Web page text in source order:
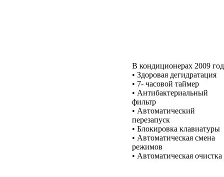
В кондиционерах 2009
• Здоровая дегидратация
• 7- часовой таймер
• Антибактериальный
фильтр
• Автоматический
перезапуск
• Блокировка клавиатуры
• Автоматическая смена
режимов
• Автоматическая очистка